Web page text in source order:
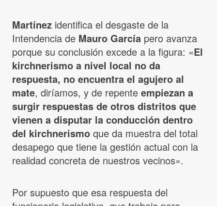
Martínez identifica el desgaste de la
Intendencia de Mauro García pero avanza
porque su conclusión excede a la figura: «El
kirchnerismo a nivel local no da
respuesta, no encuentra el agujero al
mate, diríamos, y de repente empiezan a
surgir respuestas de otros distritos que
vienen a disputar la conducción dentro
del kirchnerismo que da muestra del total
desapego que tiene la gestión actual con la
realidad concreta de nuestros vecinos».
Por supuesto que esa respuesta del